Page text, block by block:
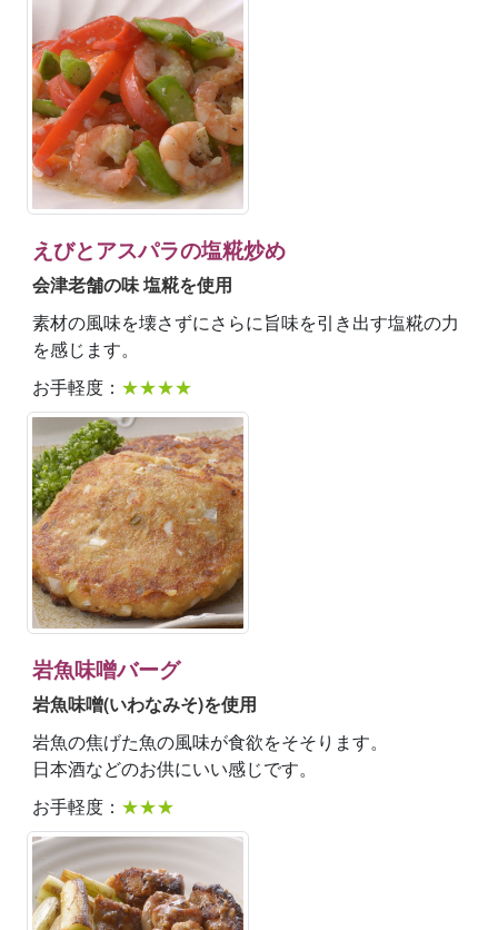
えびとアスパラの塩糀炒め
会津老舗の味 塩糀を使用
素材の風味を壊さずにさらに旨味を引き出す塩糀の力
を感じます。
お手軽度： ★★★★
岩魚味噌バーグ
岩魚味噌(いわなみそ)を使用
岩魚の焦げた魚の風味が食欲をそそります。
日本酒などのお供にいい感じです。
お手軽度： ★★★